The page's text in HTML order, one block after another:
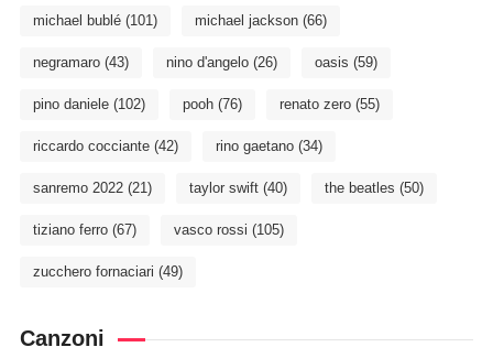
michael bublé(101) michael jackson(66)
negramaro(43) nino d'angelo(26) oasis (59)
pino daniele(102) pooh(76) renato zero(55)
riccardo cocciante(42) rino gaetano(34)
sanremo 2022(21) taylor swift(40) the beatles (50)
tiziano ferro(67) vasco rossi (105)
zucchero fornaciari (49)
Canzoni